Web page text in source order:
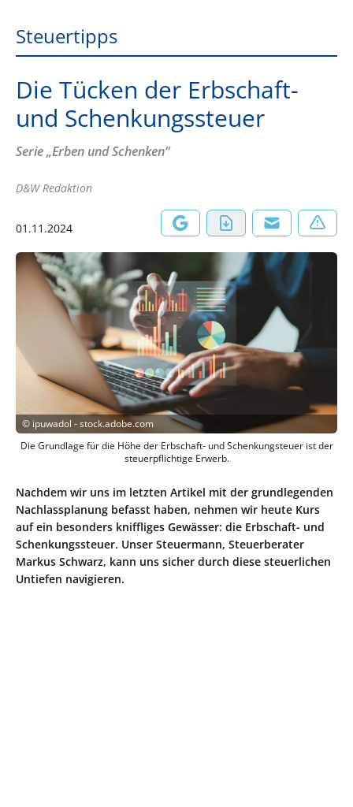
Steuertipps
Die Tücken der Erbschaft-
und Schenkungssteuer
Serie „Erben und Schenken“
D&W Redaktion
01.11.2024
© ipuwadol - stock.adobe.com
Die Grundlage für die Höhe der Erbschaft- und Schenkungsteuer ist der
steuerpflichtige Erwerb.
Nachdem wir uns im letzten Artikel mit der grundlegenden
Nachlassplanung befasst haben, nehmen wir heute Kurs
auf ein besonders kniffliges Gewässer: die Erbschaft- und
Schenkungssteuer. Unser Steuermann, Steuerberater
Markus Schwarz, kann uns sicher durch diese steuerlichen
Untiefen navigieren.